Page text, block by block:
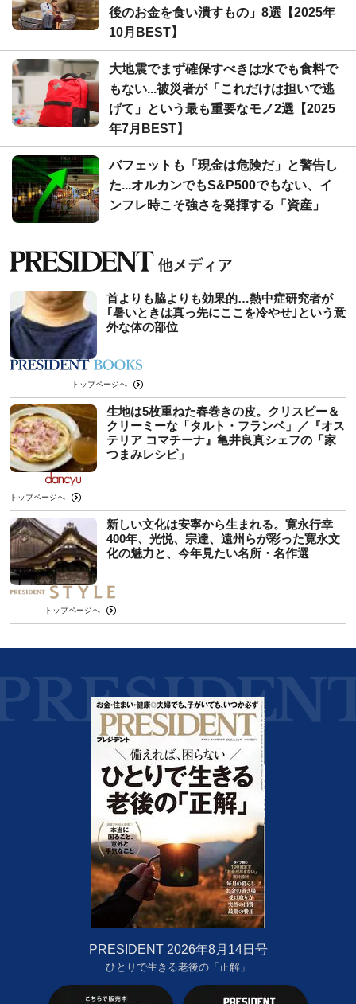
後のお金を食い潰すもの」8選【2025年
10月BEST】
大地震でまず確保すべきは水でも食料で
もない...被災者が「これだけは担いで逃
げて」という最も重要なモノ2選【2025
年7月BEST】
バフェットも「現金は危険だ」と警告し
た...オルカンでもS&P500でもない、イ
ンフレ時こそ強さを発揮する「資産」
首よりも脇よりも効果的…熱中症研究者が
｢暑いときは真っ先にここを冷やせ｣という意
外な体の部位
トップページへ
生地は5枚重ねた春巻きの皮。クリスピー＆
クリーミーな「タルト・フランベ」／『オス
テリア コマチーナ』亀井良真シェフの「家
つまみレシピ」
トップページへ
新しい文化は安寧から生まれる。寛永行幸
400年、光悦、宗達、遠州らが彩った寛永文
化の魅力と、今年見たい名所・名作選
トップページへ
PRESIDENT 2026年8月14日号
ひとりで生きる老後の「正解」